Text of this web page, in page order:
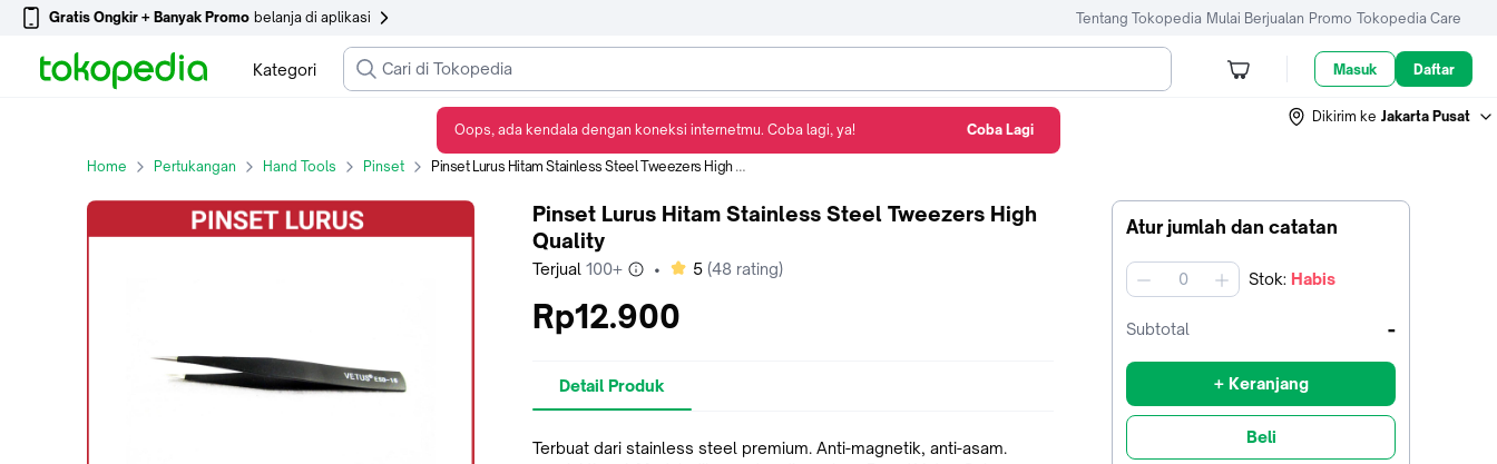
Gratis Ongkir + Banyak Promo belanja di aplikasi Tentang Tokopedia Mulai Berjualan Promo Tokopedia Care
Kategori Masuk Daftar
Dikirim ke Jakarta Pusat
Home Pertukangan Hand Tools Pinset Pinset Lurus Hitam Stainless Steel Tweezers High Quality
Atur jumlah dan catatan
jumlah Stok: Habis
Subtotal -
+ Keranjang
Beli
Pinset Lurus Hitam Stainless Steel Tweezers High
Quality
Terjual 100+ • bintang
5 (48 rating)
Rp12.900
Detail Produk
Terbuat dari stainless steel premium. Anti-magnetik, anti-asam.
Oops, ada kendala dengan koneksi internetmu. Coba lagi, ya! Coba Lagi